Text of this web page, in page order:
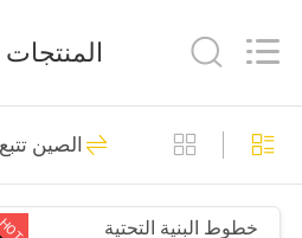
الصفحة
الرئيسية
Ltd..
Reserved.
مسارات
حفارة
164
المنتجات
الصين
خطوط البنية التحتية